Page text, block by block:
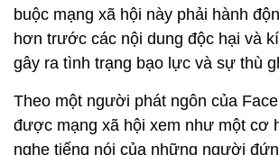
buộc mạng xã hội này phải hành
hơn trước các nội dung độc hại và
gây ra tình trạng bạo lực và sự thù
Theo một người phát ngôn của
được mạng xã hội xem như một cơ
nghe tiếng nói của những người